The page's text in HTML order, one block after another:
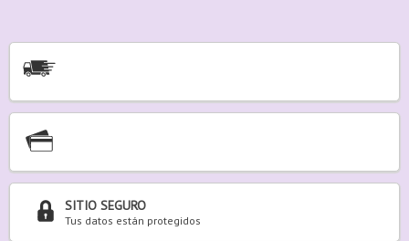
SITIO SEGURO
Tus datos están protegidos